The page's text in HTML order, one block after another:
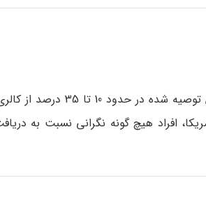
افراد هیچ گونه نگرانی نسبت به دریافت